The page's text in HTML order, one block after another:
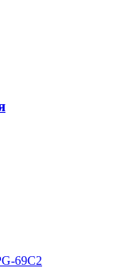
69C2